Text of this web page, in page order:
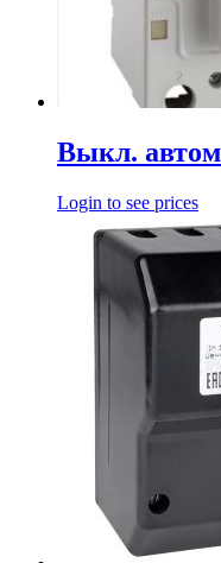
Выкл.
Login to see prices